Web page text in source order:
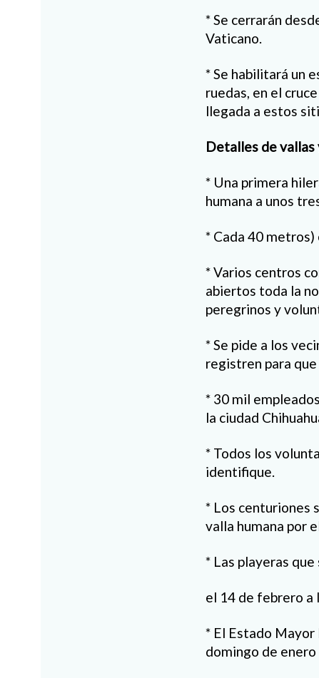
* Se cerrarán
Vaticano.
* Se habilitará un
ruedas, en el
llegada a estos
Detalles de
* Una primera
humana a unos
* Cada 40
* Varios centros
abiertos toda la
peregrinos y
* Se pide a los
registren para
* 30 mil
la ciudad
* Todos los
identifique.
* Los centuriones
valla humana por
* Las playeras
el 14 de febrero a
* El Estado
domingo de enero